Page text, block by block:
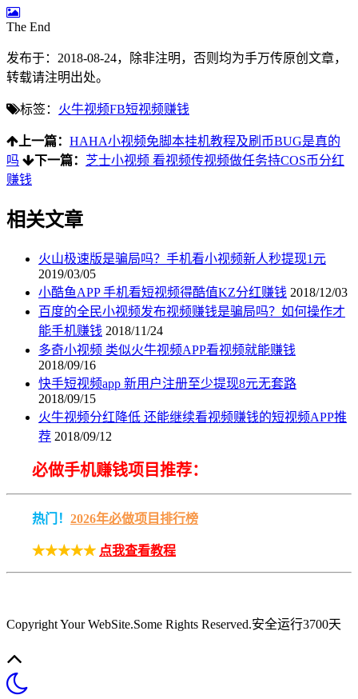
The End
发布于：2018-08-24，除非注明，否则均为手万传原创文章，
转载请注明出处。
标签： 火牛视频FB短视频赚钱
上一篇： HAHA小视频免脚本挂机教程及刷币BUG是真的
吗
下一篇： 芝士小视频 看视频传视频做任务持COS币分红
赚钱
相关文章
火山极速版是骗局吗？手机看小视频新人秒提现1元
2019/03/05
小酷鱼APP 手机看短视频得酷值KZ分红赚钱 2018/12/03
百度的全民小视频发布视频赚钱是骗局吗？如何操作才
能手机赚钱 2018/11/24
多奇小视频 类似火牛视频APP看视频就能赚钱
2018/09/16
快手短视频app 新用户注册至少提现8元无套路
2018/09/15
火牛视频分红降低 还能继续看视频赚钱的短视频APP推
荐 2018/09/12
必做手机赚钱项目推荐：
热门！ 2026年必做项目排行榜
★★★★★ 点我查看教程
Copyright Your WebSite.Some Rights Reserved.安全运行3700天